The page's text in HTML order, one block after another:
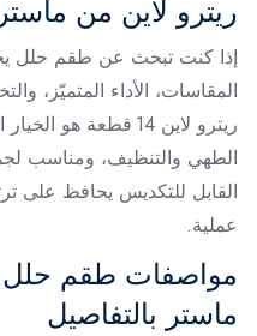
ريترو لاين من
إذا كنت تبحث عن طقم حلل
المقاسات، الأداء المتميّز،
ريترو لاين 14 قطعة
الطهي والتنظيف، ومناسب
القابل للتكديس يحافظ على
عملية.
مواصفات طقم حلل
ماستر بالتفاصيل